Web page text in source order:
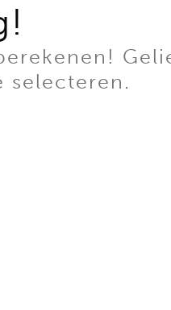
selecteren.